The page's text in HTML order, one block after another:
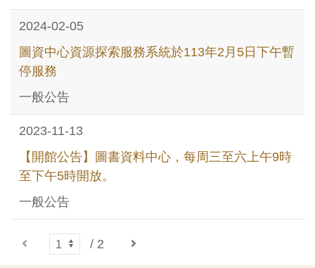
2024-02-05
圖資中心資源探索服務系統於113年2月5日下午暫
停服務
一般公告
2023-11-13
【開館公告】圖書資料中心，每周三至六上午9時
至下午5時開放。
一般公告
/ 2 下一頁